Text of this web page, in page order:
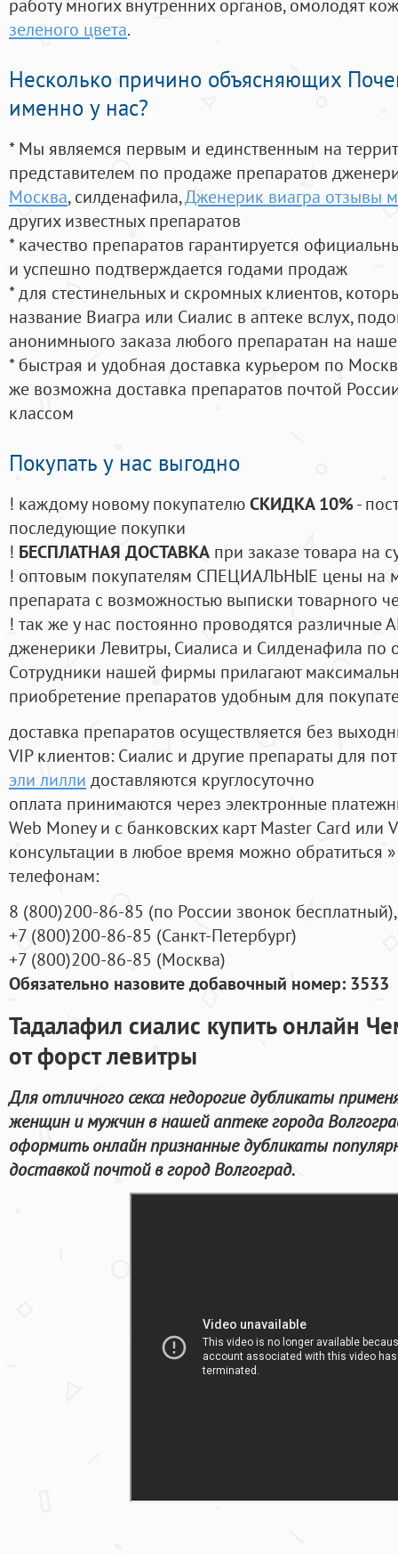
работу многих внутренних органов, омолодят
зеленого цвета.
Несколько причино объясняющих
именно у нас?
* Мы являемся первым и единственным на
представителем по продаже препаратов
Москва, силденафила,Дженерик виагра отзывы
других известных препаратов
* качество препаратов гарантируется
и успешно подтверждается годами продаж
* для стестинельных и скромных клиентов,
название Виагра или Сиалис в аптеке вслух,
анонимныого заказа любого препаратан на
* быстрая и удобная доставка курьером по
же возможна доставка препаратов почтой
классом
Покупать у нас выгодно
! каждому новому покупателюСКИДКА 10%-
последующие покупки
! БЕСПЛАТНАЯ ДОСТАВКА при заказе товара на
! оптовым покупателям СПЕЦИАЛЬНЫЕ цены на
препарата с возможностью выписки товарного
! так же у нас постоянно проводятся
дженерики Левитры, Сиалиса и Силденафила по
Cотрудники нашей фирмы прилагают
приобретение препаратов удобным для
доставка препаратов осуществляется без
VIP клиентов: Сиалис и другие препараты для
эли лилли доставляются круглосуточно
оплата принимаются через электронные
Web Money и с банковских карт Master Card или
консультации в любое время можно обратиться
телефонам:
8 (800)200-86-85 (по России звонок бесплатный),
+7 (800)200-86-85 (Санкт-Петербург)
+7 (800)200-86-85 (Москва)
Обязательно назовите добавочный номер: 3533
Тадалафил сиалис купить онлайн
от форст левитры
Для отличного секса недорогие дубликаты
женщин и мужчин в нашей аптеке города
оформить онлайн признанные дубликаты
доставкой почтой в город Волгоград.